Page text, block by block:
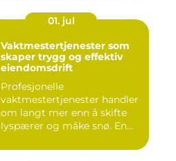
01. jul
Vaktmestertjenester som
skaper trygg og effektiv
eiendomsdrift
Profesjonelle
vaktmestertjenester handler
om langt mer enn å skifte
lyspærer og måke snø. En